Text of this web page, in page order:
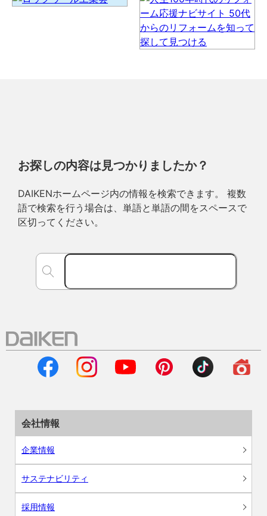
お探しの内容は見つかりましたか？
DAIKENホームページ内の情報を検索できます。 複数
語で検索を行う場合は、単語と単語の間をスペースで
区切ってください。
会社情報
企業情報
サステナビリティ
採用情報